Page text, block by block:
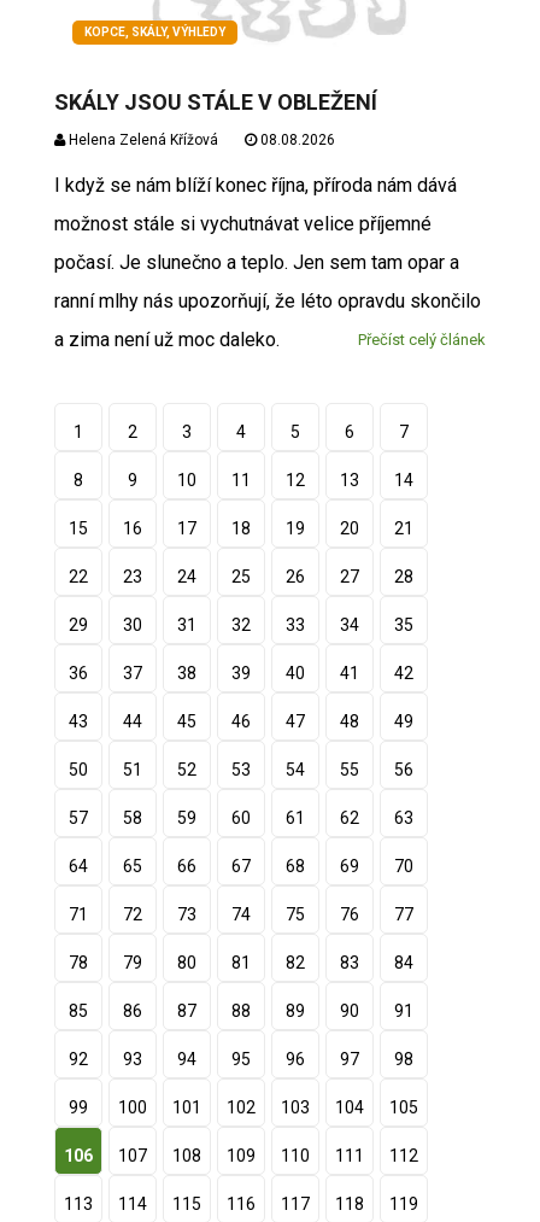
KOPCE, SKÁLY, VÝHLEDY
SKÁLY JSOU STÁLE V OBLEŽENÍ
Helena Zelená Křížová 08.08.2026
I když se nám blíží konec října, příroda nám dává
možnost stále si vychutnávat velice příjemné
počasí. Je slunečno a teplo. Jen sem tam opar a
ranní mlhy nás upozorňují, že léto opravdu skončilo
a zima není už moc daleko.
Přečíst celý článek
1 2 3 4 5 6 7
8 9 10 11 12 13 14
15 16 17 18 19 20 21
22 23 24 25 26 27 28
29 30 31 32 33 34 35
36 37 38 39 40 41 42
43 44 45 46 47 48 49
50 51 52 53 54 55 56
57 58 59 60 61 62 63
64 65 66 67 68 69 70
71 72 73 74 75 76 77
78 79 80 81 82 83 84
85 86 87 88 89 90 91
92 93 94 95 96 97 98
99 100 101 102 103 104 105
106 107 108 109 110 111 112
113 114 115 116 117 118 119